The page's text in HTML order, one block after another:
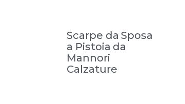
Scarpe da Sposa
a Pistoia da
Mannori
Calzature